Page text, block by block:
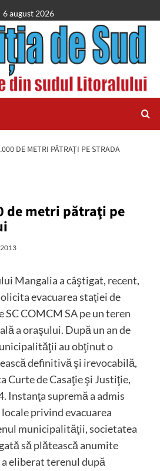
6 august 2026
DE METRI PĂTRAŢI PE STRADA
de metri pătraţi pe
Mangalia a câştigat, recent,
evacuarea staţiei de
SC COMCM SA pe un teren
a oraşului. După un an de
au obţinut o
definitivă şi irevocabilă,
Curte de Casaţie şi Justiţie,
Instanţa supremă a admis
privind evacuarea
municipalităţii, societatea
să plătească anumite
eliberat terenul după